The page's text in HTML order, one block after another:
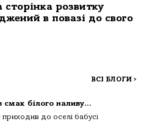
сторінка розвитку
в повазі до свого
ВСІ БЛОГИ >
смак білого наливу…
до оселі бабусі